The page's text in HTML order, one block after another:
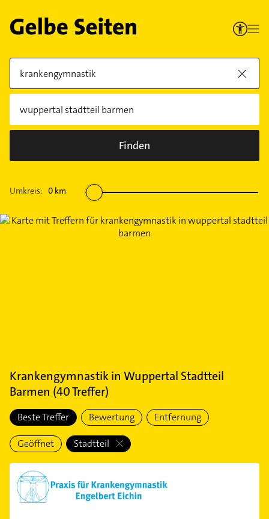
Finden
Umkreis: 0 km
Krankengymnastikin Wuppertal Stadtteil
Barmen (40Treffer)
Beste Treffer Bewertung Entfernung
Geöffnet Stadtteil